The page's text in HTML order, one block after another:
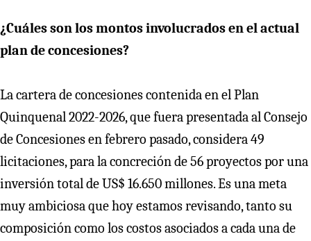
¿Cuáles son los montos involucrados en el actual
plan de concesiones?
La cartera de concesiones contenida en el Plan
Quinquenal 2022-2026, que fuera presentada al Consejo
de Concesiones en febrero pasado, considera 49
licitaciones, para la concreción de 56 proyectos por una
inversión total de US$ 16.650 millones. Es una meta
muy ambiciosa que hoy estamos revisando, tanto su
composición como los costos asociados a cada una de